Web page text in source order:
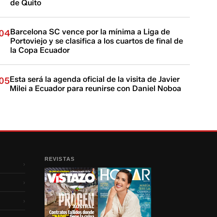
de Quito
Barcelona SC vence por la mínima a Liga de
Portoviejo y se clasifica a los cuartos de final de
la Copa Ecuador
Esta será la agenda oficial de la visita de Javier
Milei a Ecuador para reunirse con Daniel Noboa
›
›
›
REVISTAS